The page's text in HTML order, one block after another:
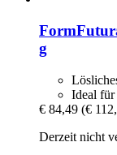
g
Ideal für
€ 84,49 (€
Derzeit nicht